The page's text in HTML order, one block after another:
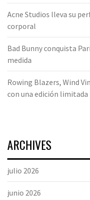
Acne Studios lleva su
corporal
Bad Bunny conquista
medida
Rowing Blazers, Wind
con una edición limitada
ARCHIVES
julio 2026
junio 2026